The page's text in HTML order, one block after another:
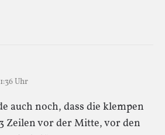
Uhr
auch noch, dass die klempen
Zeilen vor der Mitte, vor den